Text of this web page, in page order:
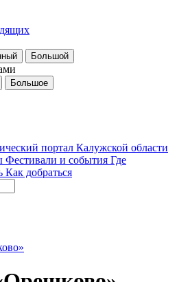
Большой
Большое
Фестивали и события Где
Как добраться